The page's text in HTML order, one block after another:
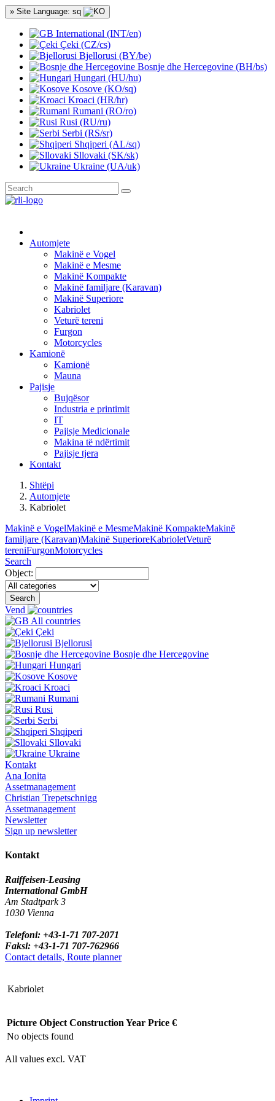
» Site Language: sq
International (INT/en)
Çeki (CZ/cs)
Bjellorusi (BY/be)
Bosnje dhe Hercegovine (BH/bs)
Hungari (HU/hu)
Kosove (KO/sq)
Kroaci (HR/hr)
Rumani (RO/ro)
Rusi (RU/ru)
Serbi (RS/sr)
Shqiperi (AL/sq)
Sllovaki (SK/sk)
Ukraine (UA/uk)
Automjete
Makinë e Vogel
Makinë e Mesme
Makinë Kompakte
Makinë familjare (Karavan)
Makinë Superiore
Kabriolet
Veturë tereni
Furgon
Motorcycles
Kamionë
Kamionë
Mauna
Pajisje
Bujqësor
Industria e printimit
IT
Pajisje Medicionale
Makina të ndërtimit
Pajisje tjera
Kontakt
Shtëpi
Automjete
Kabriolet
Makinë e VogelMakinë e MesmeMakinë KompakteMakinë
familjare (Karavan)Makinë SuperioreKabrioletVeturë
tereniFurgonMotorcycles
Search
Object:
Search
Vend
All countries
Çeki
Bjellorusi
Bosnje dhe Hercegovine
Hungari
Kosove
Kroaci
Rumani
Rusi
Serbi
Shqiperi
Sllovaki
Ukraine
Kontakt
Ana Ionita
Assetmanagement
Christian Trepetschnigg
Assetmanagement
Newsletter
Sign up newsletter
Kontakt
Raiffeisen-Leasing
International GmbH
Am Stadtpark 3
1030 Vienna
Telefoni: +43-1-71 707-2071
Faksi: +43-1-71 707-762966
Contact details, Route planner
Kabriolet
Picture Object Construction Year Price €
No objects found
All values excl. VAT